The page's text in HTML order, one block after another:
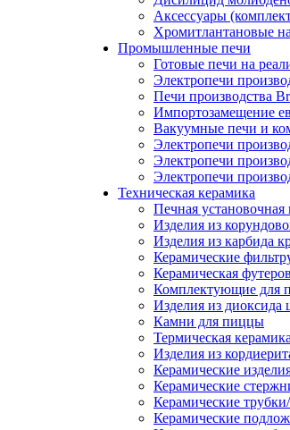
Аксессуары
Хромитлантановые
Промышленные печи
Готовые печи на
Электропечи
Печи производства
Импортозамещение
Вакуумные печи и
Электропечи
Электропечи
Электропечи
Техническая керамика
Печная установочная
Изделия из
Изделия из карбида
Керамические
Керамическая
Комплектующие для
Изделия из диоксида
Камни для пиццы
Термическая керамика
Изделия из
Керамические
Керамические
Керамические
Керамические